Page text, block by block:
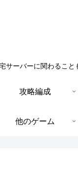
ーバーに関わること
攻略編成
他のゲーム